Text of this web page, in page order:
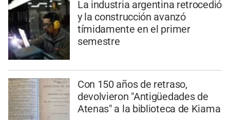
La industria argentina retrocedió
y la construcción avanzó
tímidamente en el primer
semestre
Con 150 años de retraso,
devolvieron "Antigüedades de
Atenas" a la biblioteca de Kiama